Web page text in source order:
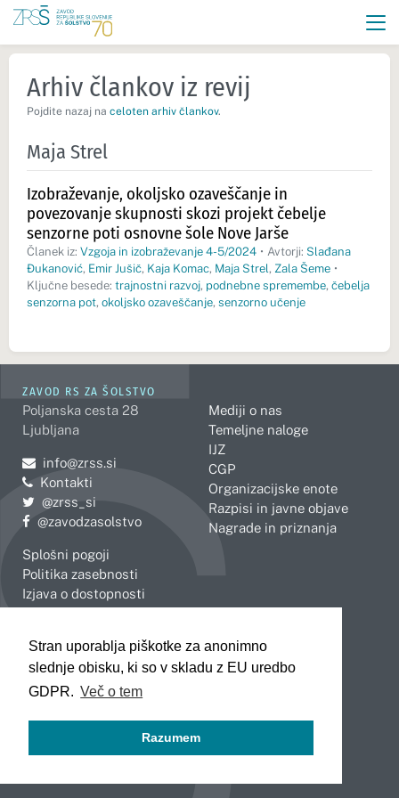
Stran uporablja piškotke za anonimno
slednje obisku, ki so v skladu z EU uredbo
GDPR. Več o tem
Razumem
Arhiv člankov iz revij
Pojdite nazaj na celoten arhiv člankov.
Maja Strel
Izobraževanje, okoljsko ozaveščanje in
povezovanje skupnosti skozi projekt čebelje
senzorne poti osnovne šole Nove Jarše
Članek iz: Vzgoja in izobraževanje 4-5/2024 • Avtorji: Slađana
Đukanović, Emir Jušič, Kaja Komac, Maja Strel, Zala Šeme •
Ključne besede: trajnostni razvoj, podnebne spremembe, čebelja
senzorna pot, okoljsko ozaveščanje, senzorno učenje
ZAVOD RS ZA ŠOLSTVO
Poljanska cesta 28
Ljubljana
Pošljite e-mail na
info@zrss.si
Kontakti
Pojdite na Twitter:
@zrss_si
Pojdite na Facebook:
@zavodzasolstvo
Splošni pogoji
Politika zasebnosti
Izjava o dostopnosti
Mediji o nas
Temeljne naloge
IJZ
CGP
Organizacijske enote
Razpisi in javne objave
Nagrade in priznanja
Celje
Koper
Kranj
Novo mesto
Slovenj Gradec